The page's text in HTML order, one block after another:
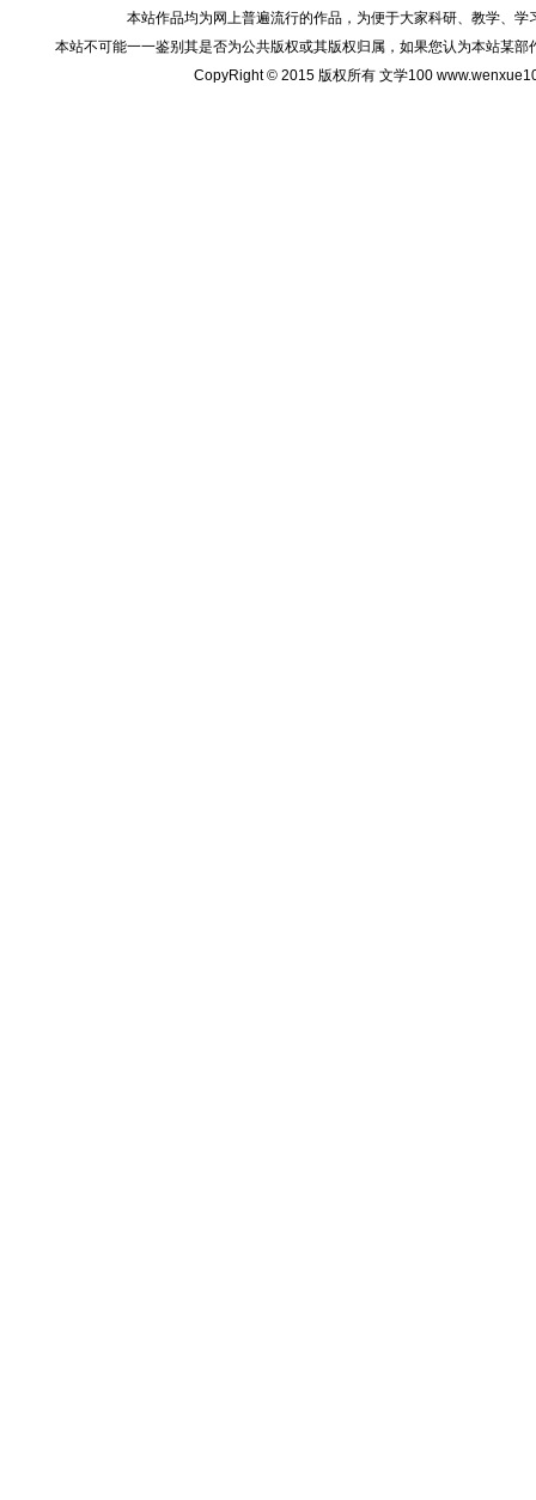
本站作品均为网上普遍流行的作品，为便于大家科研、教学、
本站不可能一一鉴别其是否为公共版权或其版权归属，如果您认为本站某
CopyRight © 2015 版权所有 文学100